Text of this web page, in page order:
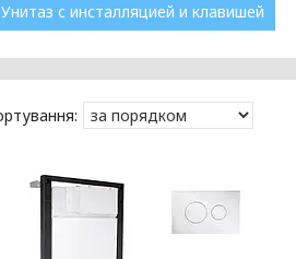
Унитаз с инсталляцией и клавишей